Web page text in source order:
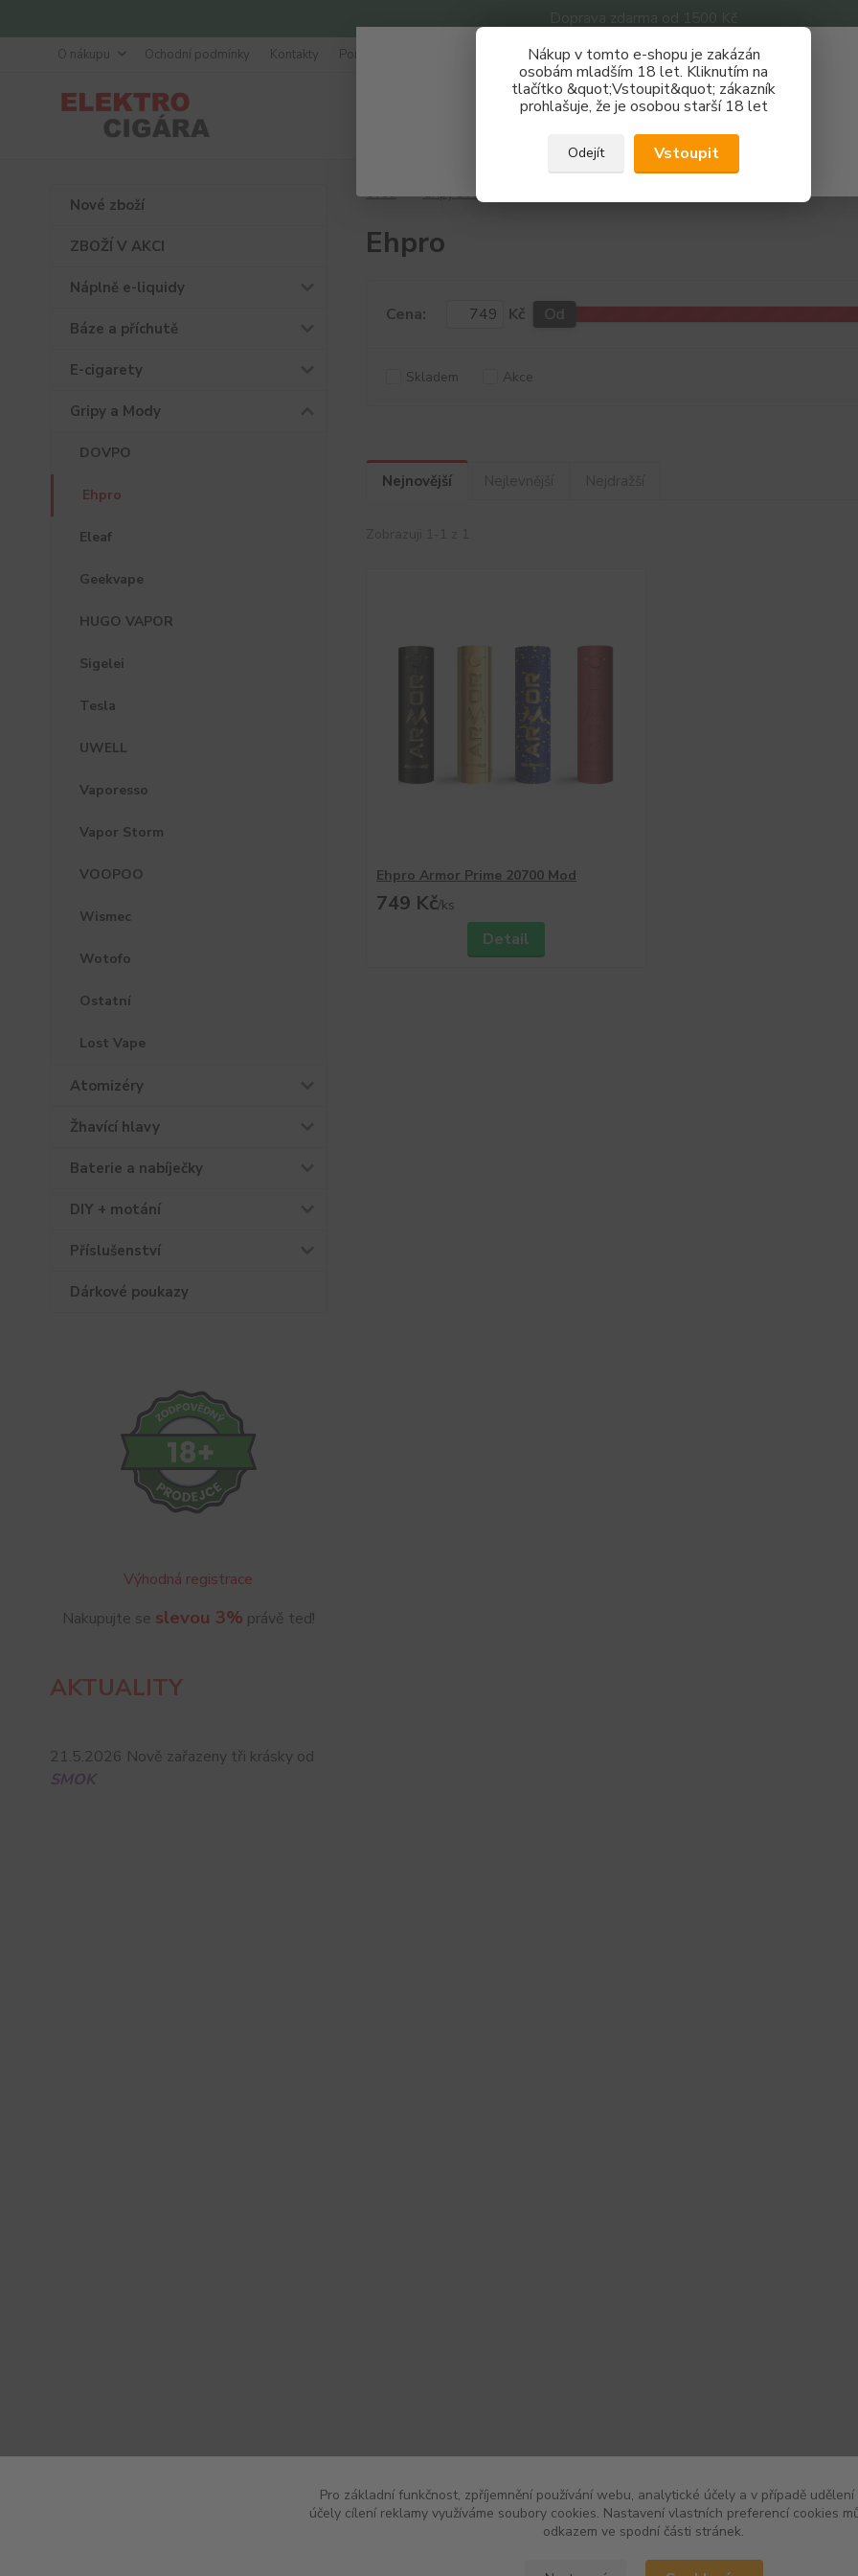
Doprava zdarma od 1500 Kč
Nákup v tomto e-shopu je zakázán
osobám mladším 18 let. Kliknutím na
tlačítko &quot;Vstoupit&quot; zákazník
prohlašuje, že je osobou starší 18 let
Odejít Vstoupit
O nákupu Ochodní podmínky Kontakty Poradna
Hledat
Nové zboží
ZBOŽÍ V AKCI
Náplně e-liquidy
Báze a příchutě
E-cigarety
Gripy a Mody
DOVPO
Ehpro
Eleaf
Geekvape
HUGO VAPOR
Sigelei
Tesla
UWELL
Vaporesso
Vapor Storm
VOOPOO
Wismec
Wotofo
Ostatní
Lost Vape
Atomizéry
Žhavící hlavy
Baterie a nabíječky
DIY + motání
Příslušenství
Dárkové poukazy
Výhodná registrace
Nakupujte se slevou 3% právě teď!
AKTUALITY
21.5.2026 Nově zařazeny tři krásky od
SMOK
Úvod Gripy a Mody
Ehpro
Cena: Kč Od
Skladem Akce
Nejnovější
Ehpro Armor Prime 20700 Mod
749 Kč/ks
Detail
Získej slevu 3%
Zaregistruj se a nakupuj se slevou právě teď!
REGISTRAČNÍ FORMULÁŘ
Zavřít
Pro základní funkčnost, zpříjemnění používání webu, analytické účely a v případě
účely cílení reklamy využíváme soubory cookies. Nastavení vlastních preferencí cookies
odkazem ve spodní části stránek.